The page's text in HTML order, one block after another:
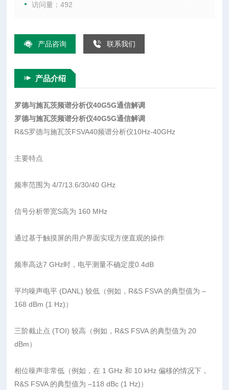
访问量：492
产品咨询 联系我们
产品介绍
罗德与施瓦茨频谱分析仪40G5G通信解调
罗德与施瓦茨频谱分析仪40G5G通信解调
R&S罗德与施瓦茨FSVA40频谱分析仪10Hz-40GHz
主要特点
频率范围为 4/7/13.6/30/40 GHz
信号分析带宽S高为 160 MHz
通过基于触摸屏的用户界面实现方便直观的操作
频率高达7 GHz时，电平测量不确定度0.4dB
平均噪声电平 (DANL) 较低（例如，R&S FSVA 的典型值为 –
168 dBm (1 Hz)）
三阶截止点 (TOI) 较高（例如，R&S FSVA 的典型值为 20
dBm）
相位噪声非常低（例如，在 1 GHz 和 10 kHz 偏移的情况下，
R&S FSVA 的典型值为 –118 dBc (1 Hz)）